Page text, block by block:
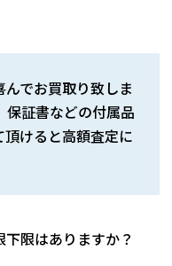
でお買取り致しま
保証書などの付属品
けると高額査定に
限はありますか？